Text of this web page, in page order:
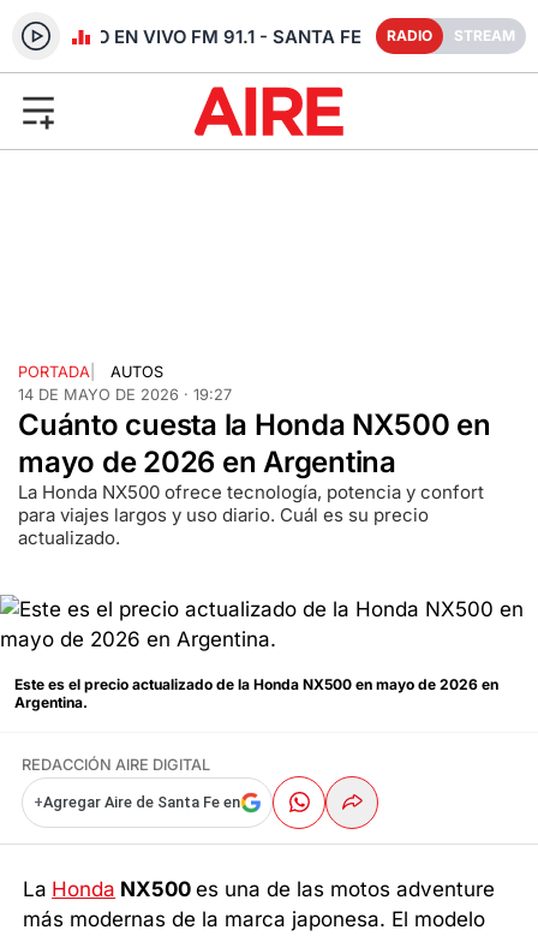
RADIO EN VIVO FM 91.1 - SANTA FE RADIO STREAM
PORTADA
AUTOS
14 DE MAYO DE 2026 · 19:27
Cuánto cuesta la Honda NX500 en
mayo de 2026 en Argentina
La Honda NX500 ofrece tecnología, potencia y confort
para viajes largos y uso diario. Cuál es su precio
actualizado.
Este es el precio actualizado de la Honda NX500 en mayo de 2026 en
Argentina.
REDACCIÓN AIRE DIGITAL
+Agregar Aire de Santa Fe en
La Honda NX500es una de las motos adventure
más modernas de la marca japonesa. El modelo